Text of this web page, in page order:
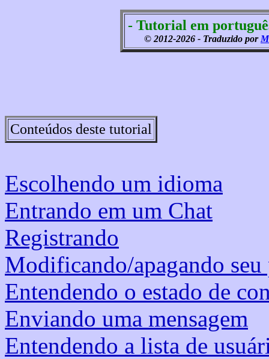
- Tutorial em
© 2012-2026 - Traduzido por
Conteúdos deste tutorial
Escolhendo um idioma
Entrando em um Chat
Registrando
Modificando/apagando
Entendendo o estado de
Enviando uma mensagem
Entendendo a lista de